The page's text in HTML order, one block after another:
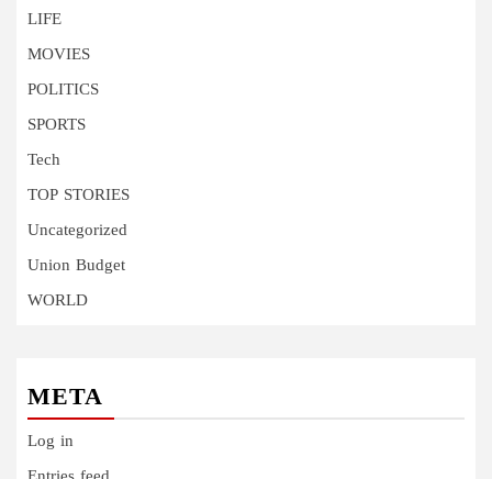
LIFE
MOVIES
POLITICS
SPORTS
Tech
TOP STORIES
Uncategorized
Union Budget
WORLD
META
Log in